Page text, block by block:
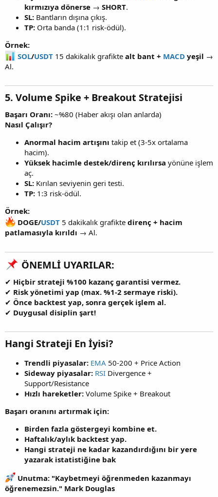
kırmızıya dönerse → SHORT.
SL: Bantların dışına çıkış.
TP: Orta banda (1:1 risk-ödül).
Örnek:
SOL/USDT 15 dakikalık grafikte alt bant + MACD yeşil →
Al.
5. Volume Spike + Breakout Stratejisi
Başarı Oranı: ~%80 (Haber akışı olan anlarda)
Nasıl Çalışır?
Anormal hacim artışını takip et (3-5x ortalama
hacim).
Yüksek hacimle destek/direnç kırılırsa yönüne işlem
aç.
SL: Kırılan seviyenin geri testi.
TP: 1:3 risk-ödül.
Örnek:
DOGE/USDT 5 dakikalık grafikte direnç + hacim
patlamasıyla kırıldı → Al.
ÖNEMLİ UYARILAR:
✔ Hiçbir strateji %100 kazanç garantisi vermez.
✔ Risk yönetimi yap (max. %1-2 sermaye riski).
✔ Önce backtest yap, sonra gerçek işlem al.
✔ Duygusal disiplin şart!
Hangi Strateji En İyisi?
Trendli piyasalar: EMA 50-200 + Price Action
Sideway piyasalar: RSI Divergence +
Support/Resistance
Hızlı hareketler: Volume Spike + Breakout
Başarı oranını artırmak için:
Birden fazla göstergeyi kombine et.
Haftalık/aylık backtest yap.
Hangi strateji ne kadar kazandırdığını bir yere
yazarak istatistiğine bak
Unutma: "Kaybetmeyi öğrenmeden kazanmayı
öğrenemezsin." Mark Douglas